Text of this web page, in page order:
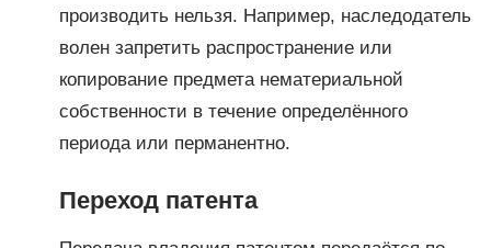
производить нельзя. Например, наследодатель
волен запретить распространение или
копирование предмета нематериальной
собственности в течение определённого
периода или перманентно.
Переход патента